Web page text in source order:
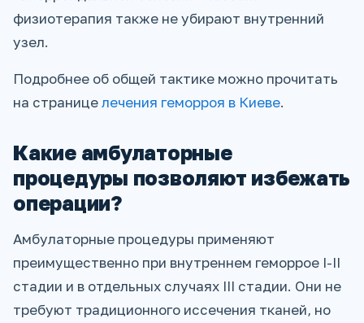
физиотерапия также не убирают внутренний
узел.
Подробнее об общей тактике можно прочитать
на страницелечения геморроя в Киеве.
Какие амбулаторные
процедуры позволяют избежать
операции?
Амбулаторные процедуры применяют
преимущественно при внутреннем геморрое I-II
стадии и в отдельных случаях III стадии. Они не
требуют традиционного иссечения тканей, но